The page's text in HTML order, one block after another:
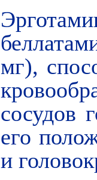
мг),
сосудов
его
и